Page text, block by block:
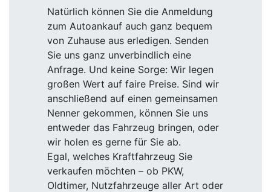
Natürlich können Sie die Anmeldung
zum Autoankauf auch ganz bequem
von Zuhause aus erledigen. Senden
Sie uns ganz unverbindlich eine
Anfrage. Und keine Sorge: Wir legen
großen Wert auf faire Preise. Sind wir
anschließend auf einen gemeinsamen
Nenner gekommen, können Sie uns
entweder das Fahrzeug bringen, oder
wir holen es gerne für Sie ab.
Egal, welches Kraftfahrzeug Sie
verkaufen möchten – ob PKW,
Oldtimer, Nutzfahrzeuge aller Art oder